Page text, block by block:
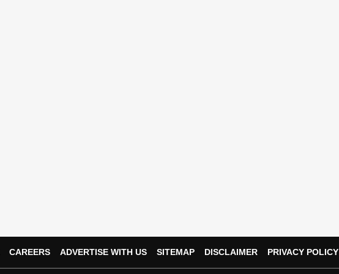
CAREERS ADVERTISE WITH US SITEMAP DISCLAIMER PRIVACY POLICY